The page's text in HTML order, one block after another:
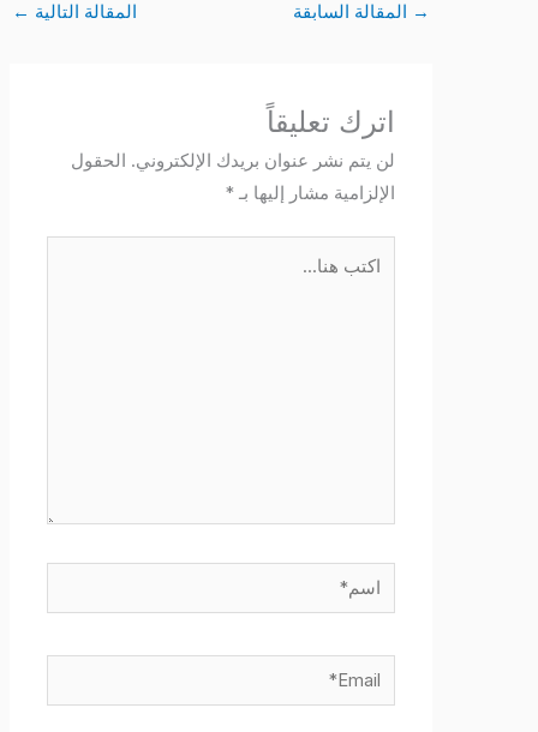
المقالة السابقة المقالة التالية←
اترك تعليقاً
لن يتم نشر عنوان بريدك الإلكتروني. الحقول
الإلزامية مشار إليها بـ*